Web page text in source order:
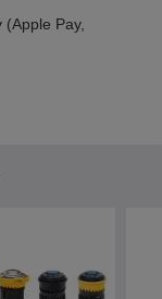
(Apple Pay,